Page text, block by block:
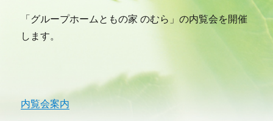
「グループホームともの家 のむら」の内覧会を開催
します。
内覧会案内